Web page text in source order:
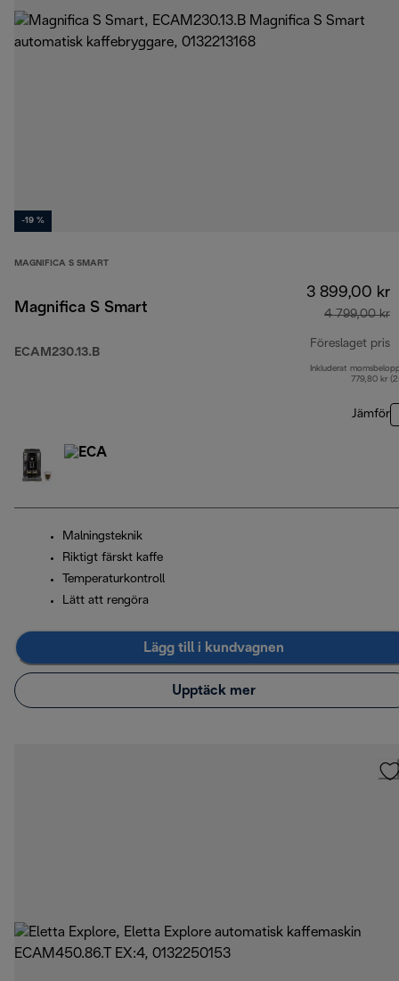
-19 %
MAGNIFICA S SMART
Magnifica S Smart
ECAM230.13.B
3 899,00 kr
4 799,00 kr
Föreslaget pris
Inkluderat
779,80 kr
Jämför
Malningsteknik
Riktigt färskt kaffe
Temperaturkontroll
Lätt att rengöra
Lägg till i kundvagnen
Upptäck mer